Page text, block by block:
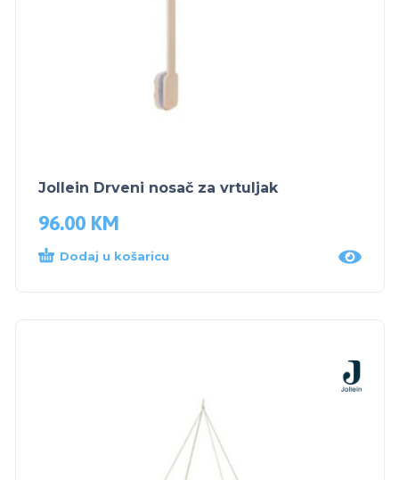
Jollein Drveni nosač za vrtuljak
96.00 KM
Dodaj u košaricu